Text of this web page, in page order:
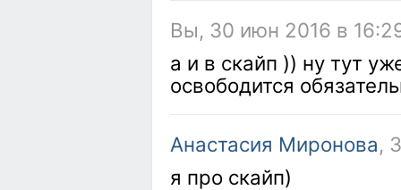
Вы, 30 июн 2016 в
а и в скайп )) ну тут
освободится
Анастасия Миронова,
я про скайп)